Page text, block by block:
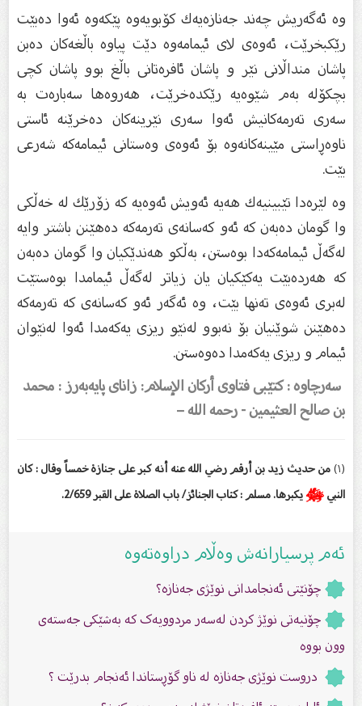
وە ئەگەریش چەند جەنازەیەك كۆبویەوە پێكەوە ئەوا دەبێت
رێكبخرێت، ئەوەى لاى ئیمامەوە دێت پیاوە باڵغەكان دەبن
پاشان منداڵانى نێر و پاشان ئافرەتانى باڵغ بوو پاشان كچی
بچكۆلە بەم شێوەیە رێكدەخرێت، هەروەها سەبارەت بە
سەرى تەرمەكانیش ئەوا سەرى نێرینەكان دەخرێنە ئاستى
ناوەڕاستى مێینەكانەوە بۆ ئەوەى وەستانى ئیمامەكە شەرعی
بێت.
وە لێرەدا تێبینیەك هەیە ئەویش ئەوەیە كە زۆرێك لە خەڵكى
وا گومان دەبەن كە ئەو كەسانەى تەرمەكە دەهێنن باشتر وایە
لەگەڵ ئیمامەكەدا بوەستن، بەڵكو هەندێكیان وا گومان دەبەن
كە هەردەبێت یەكێكیان یان زیاتر لەگەڵ ئیمامدا بوەستێت
لەبرى ئەوەى تەنها بێت، وە ئەگەر ئەو كەسانەى كە تەرمەكە
دەهێنن شوێنیان بۆ نەبوو لەنێو ریزى یەكەمدا ئەوا لەنێوان
ئیمام و ریزى یەكەمدا دەوەستن.
سەرچاوە : کتێبی فتاوى أرکان الإسلام: زاناى پایەبەرز : محمد
بن صالح العثیمین - رحمه الله –
)من حديث زيد بن أرقم رضي الله عنه أنه كبر على جنازة خمساً وقال : كان
النبيﷺيكبرها. مسلم : كتاب الجنائز/ باب الصلاة على القبر 2/659.
ئەم پرسیارانەش وەڵام دراوەتەوە
چۆنێتی ئەنجامدانی نوێژی جەنازە؟
چۆنیەتی نوێژ کردن لەسەر مردوویەک کە بەشێکی جەستەی
وون بووە
دروست نوێژی جەنازە لە ناو گۆڕستاندا ئەنجام بدرێت ؟